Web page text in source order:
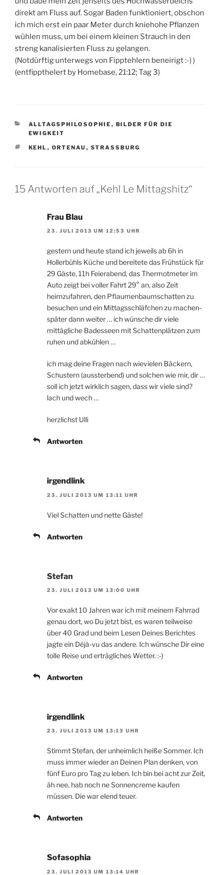
direkt am Fluss auf. Sogar Baden funktioniert, obschon
ich mich erst ein paar Meter durch kniehohe Pflanzen
wühlen muss, um bei einem kleinen Strauch in den
streng kanalisierten Fluss zu gelangen.
(Notdürftig unterwegs von Fipptehlern beneirigt :-) )
(entfippthelert by Homebase, 21:12; Tag 3)
KATEGORIEN
ALLTAGSPHILOSOPHIE , BILDER FÜR DIE
EWIGKEIT
SCHLAGWÖRTER
KEHL , ORTENAU , STRASSBURG
15 Antworten auf „Kehl Le Mittagshitz“
Frau Blau
23. JULI 2013 UM 12:53 UHR
gestern und heute stand ich jeweils ab 6h in
Hollerbühls Küche und bereitete das Frühstück für
29 Gäste, 11h Feierabend, das Thermotmeter im
Auto zeigt bei voller Fahrt 29° an, also Zeit
heimzufahren, den Pflaumenbaumschatten zu
besuchen und ein Mittagsschläfchen zu machen-
später dann weiter … ich wünsche dir viele
mittägliche Badesseen mit Schattenplätzen zum
ruhen und abkühlen …
ich mag deine Fragen nach wievielen Bäckern,
Schustern (aussterbend) und solchen wie mir, dir …
soll ich jetzt wirklich sagen, dass wir viele sind?
lach und wech …
herzlichst Ulli
Antworten
irgendlink
23. JULI 2013 UM 13:11 UHR
Viel Schatten und nette Gäste!
Antworten
Stefan
23. JULI 2013 UM 13:00 UHR
Vor exakt 10 Jahren war ich mit meinem Fahrrad
genau dort, wo Du jetzt bist, es waren teilweise
über 40 Grad und beim Lesen Deines Berichtes
jagte ein Déjà-vu das andere. Ich wünsche Dir eine
tolle Reise und erträgliches Wetter. :-)
Antworten
irgendlink
23. JULI 2013 UM 13:13 UHR
Stimmt Stefan, der unheimlich heiße Sommer. Ich
muss immer wieder an Deinen Plan denken, von
fünf Euro pro Tag zu leben. Ich bin bei acht zur Zeit,
äh nee, hab noch ne Sonnencreme kaufen
müssen. Die war elend teuer.
Antworten
Sofasophia
23. JULI 2013 UM 13:14 UHR